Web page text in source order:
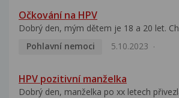
Očkování na HPV
Dobrý den, mým dětem je 18 a 20 let.
Pohlavní nemoci
5.10.2023
HPV pozitivní manželka
Dobrý den, manželka po xx letech